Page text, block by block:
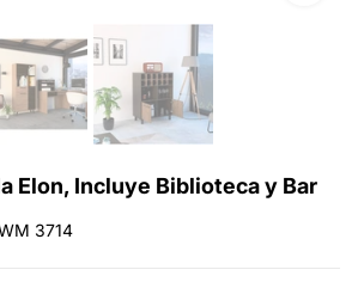
Elon, Incluye Biblioteca y Bar
3714